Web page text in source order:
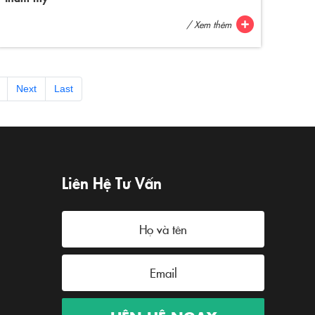
/ Xem thêm
Next Last
Liên Hệ Tư Vấn